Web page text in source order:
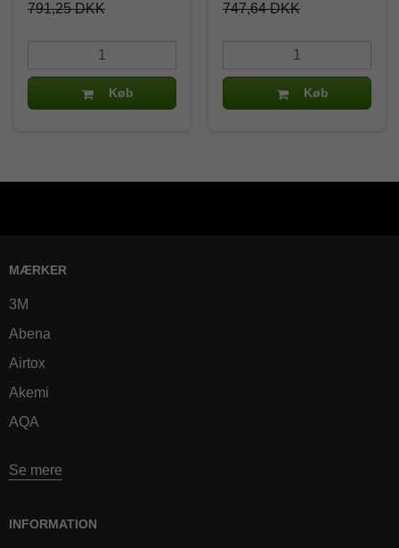
791,25 DKK
Køb
747,64 DKK
Køb
MÆRKER
3M
Abena
Airtox
Akemi
AQA
Se mere
INFORMATION